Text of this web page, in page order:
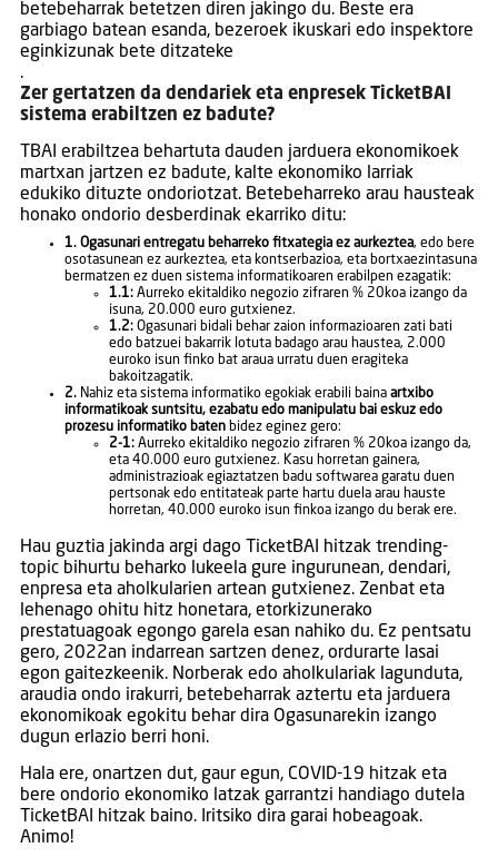
betebeharrak betetzen diren jakingo du. Beste era
garbiago batean esanda, bezeroek ikuskari edo inspektore
eginkizunak bete ditzateke
.
Zer gertatzen da dendariek eta enpresek TicketBAI
sistema erabiltzen ez badute?
TBAI erabiltzea behartuta dauden jarduera ekonomikoek
martxan jartzen ez badute, kalte ekonomiko larriak
edukiko dituzte ondoriotzat. Betebeharreko arau hausteak
honako ondorio desberdinak ekarriko ditu:
1. Ogasunari entregatu beharreko fitxategia ez aurkeztea, edo bere
osotasunean ez aurkeztea, eta kontserbazioa, eta bortxaezintasuna
bermatzen ez duen sistema informatikoaren erabilpen ezagatik:
1.1:Aurreko ekitaldiko negozio zifraren % 20koa izango da
isuna, 20.000 euro gutxienez.
1.2:Ogasunari bidali behar zaion informazioaren zati bati
edo batzuei bakarrik lotuta badago arau haustea, 2.000
euroko isun finko bat araua urratu duen eragiteka
bakoitzagatik.
2.Nahiz eta sistema informatiko egokiak erabili baina artxibo
informatikoak suntsitu, ezabatu edo manipulatu bai eskuz edo
prozesu informatiko batenbidez eginez gero:
2-1:Aurreko ekitaldiko negozio zifraren % 20koa izango da,
eta 40.000 euro gutxienez. Kasu horretan gainera,
administrazioak egiaztatzen badu softwarea garatu duen
pertsonak edo entitateak parte hartu duela arau hauste
horretan, 40.000 euroko isun finkoa izango du berak ere.
Hau guztia jakinda argi dago TicketBAI hitzak trending-
topic bihurtu beharko lukeela gure ingurunean, dendari,
enpresa eta aholkularien artean gutxienez. Zenbat eta
lehenago ohitu hitz honetara, etorkizunerako
prestatuagoak egongo garela esan nahiko du. Ez pentsatu
gero, 2022an indarrean sartzen denez, ordurarte lasai
egon gaitezkeenik. Norberak edo aholkulariak lagunduta,
araudia ondo irakurri, betebeharrak aztertu eta jarduera
ekonomikoak egokitu behar dira Ogasunarekin izango
dugun erlazio berri honi.
Hala ere, onartzen dut, gaur egun, COVID-19 hitzak eta
bere ondorio ekonomiko latzak garrantzi handiago dutela
TicketBAI hitzak baino. Iritsiko dira garai hobeagoak.
Animo!